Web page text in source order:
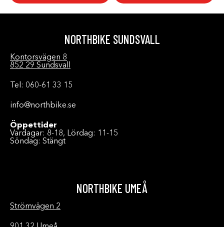
NORTHBIKE SUNDSVALL
Kontorsvägen 8
852 29 Sundsvall
Tel: 060-61 33 15
info@northbike.se
Öppettider
Vardagar: 8-18, Lördag: 11-15
Söndag: Stängt
NORTHBIKE UMEÅ
Strömvägen 2